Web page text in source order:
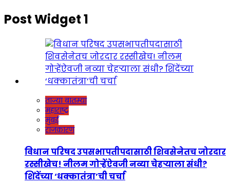
Post Widget 1
ताज्या बातम्या
महाराष्ट्र
मुंबई
राजकारण
विधान परिषद उपसभापतीपदासाठी शिवसेनेतच जोरदार
रस्सीखेच! नीलम गोऱ्हेंऐवजी नव्या चेहऱ्याला संधी?
शिंदेंच्या ‘धक्कातंत्रा’ची चर्चा